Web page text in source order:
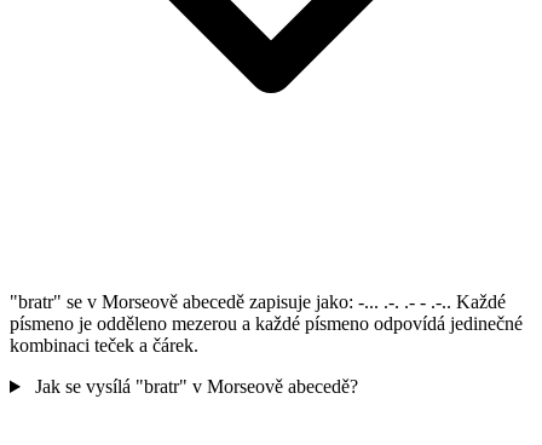
"bratr" se v Morseově abecedě zapisuje jako: -... .-. .- - .-.. Každé
písmeno je odděleno mezerou a každé písmeno odpovídá jedinečné
kombinaci teček a čárek.
Jak se vysílá "bratr" v Morseově abecedě?